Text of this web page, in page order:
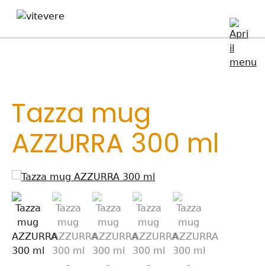
Tazza mug
AZZURRA 300 ml